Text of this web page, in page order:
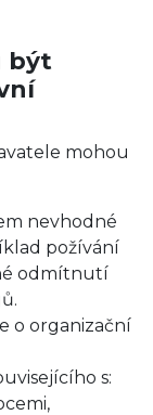
být
mohou
nevhodné
požívání
odmítnutí
o organizační
s: